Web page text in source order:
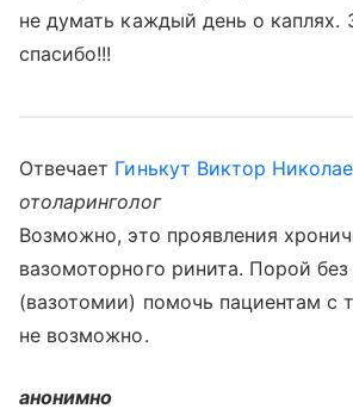
не думать каждый день о каплях.
спасибо!!!
Отвечает Гинькут Виктор
отоларинголог
Возможно, это проявления
вазомоторного ринита. Порой
(вазотомии) помочь пациентам с
не возможно.
анонимно